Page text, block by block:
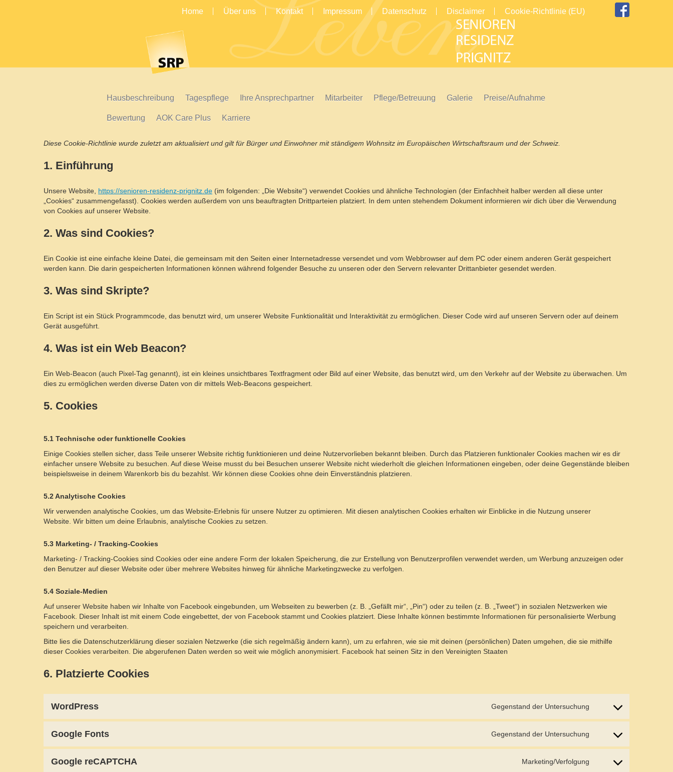
Home Über uns Kontakt Impressum Datenschutz Disclaimer Cookie-Richtlinie (EU)
Hausbeschreibung Tagespflege Ihre Ansprechpartner Mitarbeiter Pflege/Betreuung Galerie Preise/Aufnahme
Bewertung AOK Care Plus Karriere
Diese Cookie-Richtlinie wurde zuletzt am aktualisiert und gilt für Bürger und Einwohner mit ständigem Wohnsitz im Europäischen Wirtschaftsraum und der Schweiz.
1. Einführung
Unsere Website, https://senioren-residenz-prignitz.de (im folgenden: „Die Website“) verwendet Cookies und ähnliche Technologien (der Einfachheit halber werden all diese unter
„Cookies“ zusammengefasst). Cookies werden außerdem von uns beauftragten Drittparteien platziert. In dem unten stehendem Dokument informieren wir dich über die Verwendung
von Cookies auf unserer Website.
2. Was sind Cookies?
Ein Cookie ist eine einfache kleine Datei, die gemeinsam mit den Seiten einer Internetadresse versendet und vom Webbrowser auf dem PC oder einem anderen Gerät gespeichert
werden kann. Die darin gespeicherten Informationen können während folgender Besuche zu unseren oder den Servern relevanter Drittanbieter gesendet werden.
3. Was sind Skripte?
Ein Script ist ein Stück Programmcode, das benutzt wird, um unserer Website Funktionalität und Interaktivität zu ermöglichen. Dieser Code wird auf unseren Servern oder auf deinem
Gerät ausgeführt.
4. Was ist ein Web Beacon?
Ein Web-Beacon (auch Pixel-Tag genannt), ist ein kleines unsichtbares Textfragment oder Bild auf einer Website, das benutzt wird, um den Verkehr auf der Website zu überwachen. Um
dies zu ermöglichen werden diverse Daten von dir mittels Web-Beacons gespeichert.
5. Cookies
5.1 Technische oder funktionelle Cookies
Einige Cookies stellen sicher, dass Teile unserer Website richtig funktionieren und deine Nutzervorlieben bekannt bleiben. Durch das Platzieren funktionaler Cookies machen wir es dir
einfacher unsere Website zu besuchen. Auf diese Weise musst du bei Besuchen unserer Website nicht wiederholt die gleichen Informationen eingeben, oder deine Gegenstände bleiben
beispielsweise in deinem Warenkorb bis du bezahlst. Wir können diese Cookies ohne dein Einverständnis platzieren.
5.2 Analytische Cookies
Wir verwenden analytische Cookies, um das Website-Erlebnis für unsere Nutzer zu optimieren. Mit diesen analytischen Cookies erhalten wir Einblicke in die Nutzung unserer
Website. Wir bitten um deine Erlaubnis, analytische Cookies zu setzen.
5.3 Marketing- / Tracking-Cookies
Marketing- / Tracking-Cookies sind Cookies oder eine andere Form der lokalen Speicherung, die zur Erstellung von Benutzerprofilen verwendet werden, um Werbung anzuzeigen oder
den Benutzer auf dieser Website oder über mehrere Websites hinweg für ähnliche Marketingzwecke zu verfolgen.
5.4 Soziale-Medien
Auf unserer Website haben wir Inhalte von Facebook eingebunden, um Webseiten zu bewerben (z. B. „Gefällt mir“, „Pin“) oder zu teilen (z. B. „Tweet“) in sozialen Netzwerken wie
Facebook. Dieser Inhalt ist mit einem Code eingebettet, der von Facebook stammt und Cookies platziert. Diese Inhalte können bestimmte Informationen für personalisierte Werbung
speichern und verarbeiten.
Bitte lies die Datenschutzerklärung dieser sozialen Netzwerke (die sich regelmäßig ändern kann), um zu erfahren, wie sie mit deinen (persönlichen) Daten umgehen, die sie mithilfe
dieser Cookies verarbeiten. Die abgerufenen Daten werden so weit wie möglich anonymisiert. Facebook hat seinen Sitz in den Vereinigten Staaten
6. Platzierte Cookies
WordPress Gegenstand der Untersuchung
Consent
to
wordpress
Google Fonts Gegenstand der Untersuchung
Consent
to
google-
Google reCAPTCHA Marketing/Verfolgung
Consent